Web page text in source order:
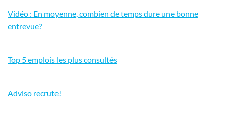
Vidéo : En moyenne, combien de temps dure une bonne
entrevue?
Top 5 emplois les plus consultés
Adviso recrute!